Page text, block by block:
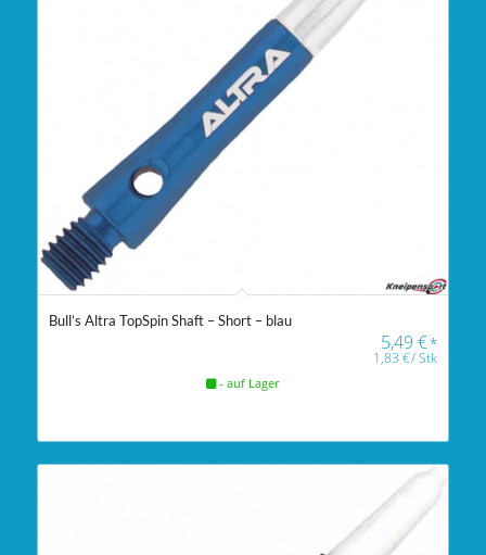
Bull’s Altra TopSpin Shaft – Short – blau
5,49€*
1,83€/Stk
- auf Lager